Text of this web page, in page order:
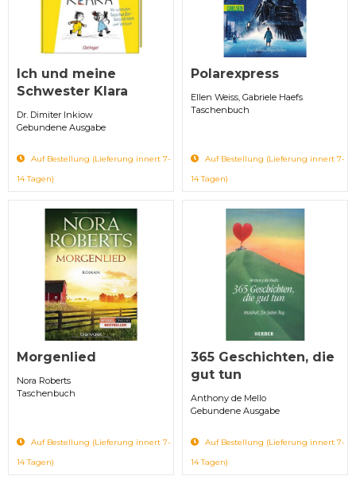
Ich und meine
Schwester Klara
Dr. Dimiter Inkiow
Gebundene Ausgabe
Auf Bestellung (Lieferung innert 7-
14 Tagen)
Polarexpress
Ellen Weiss, Gabriele Haefs
Taschenbuch
Auf Bestellung (Lieferung innert 7-
14 Tagen)
Morgenlied
Nora Roberts
Taschenbuch
Auf Bestellung (Lieferung innert 7-
14 Tagen)
365 Geschichten, die
gut tun
Anthony de Mello
Gebundene Ausgabe
Auf Bestellung (Lieferung innert 7-
14 Tagen)